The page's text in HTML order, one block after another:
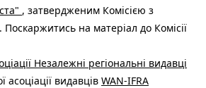
, затвердженим Комісією з
Поскаржитись на матеріал до Комісії
Незалежні регіональні видавці
асоціації видавців WAN-IFRA